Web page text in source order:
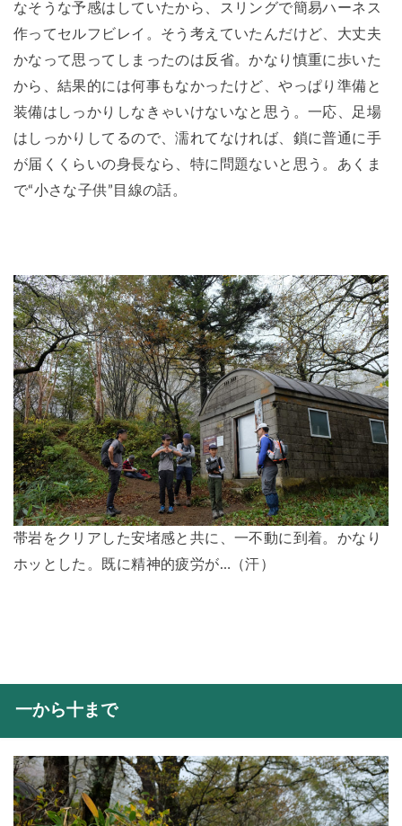
なそうな予感はしていたから、スリングで簡易ハーネス
作ってセルフビレイ。そう考えていたんだけど、大丈夫
かなって思ってしまったのは反省。かなり慎重に歩いた
から、結果的には何事もなかったけど、やっぱり準備と
装備はしっかりしなきゃいけないなと思う。一応、足場
はしっかりしてるので、濡れてなければ、鎖に普通に手
が届くくらいの身長なら、特に問題ないと思う。あくま
で“小さな子供”目線の話。
帯岩をクリアした安堵感と共に、一不動に到着。かなり
ホッとした。既に精神的疲労が…（汗）
一から十まで